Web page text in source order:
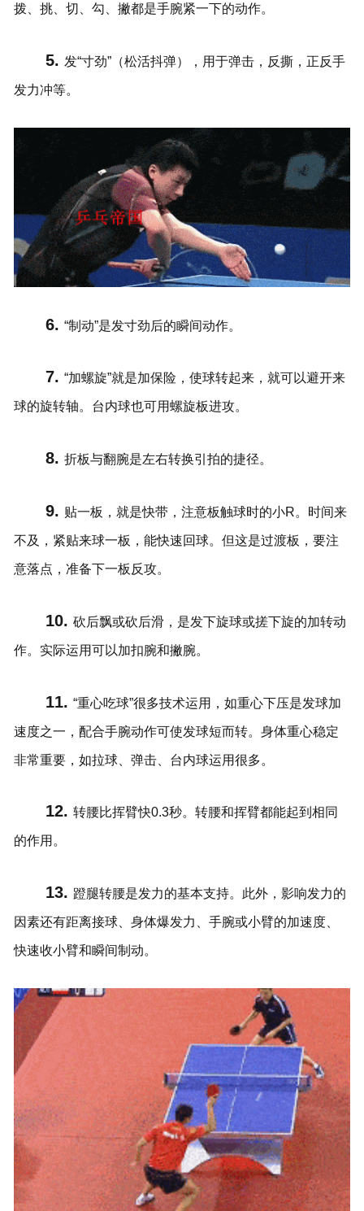
拨、挑、切、勾、撇都是手腕紧一下的动作。
5. 发“寸劲”（松活抖弹），用于弹击，反撕，正反手
发力冲等。
6.“制动”是发寸劲后的瞬间动作。
7.“加螺旋”就是加保险，使球转起来，就可以避开来
球的旋转轴。台内球也可用螺旋板进攻。
8.折板与翻腕是左右转换引拍的捷径。
9. 贴一板，就是快带，注意板触球时的小R。时间来
不及，紧贴来球一板，能快速回球。但这是过渡板，要注
意落点，准备下一板反攻。
10.砍后飘或砍后滑，是发下旋球或搓下旋的加转动
作。实际运用可以加扣腕和撇腕。
11.“重心吃球”很多技术运用，如重心下压是发球加
速度之一，配合手腕动作可使发球短而转。身体重心稳定
非常重要，如拉球、弹击、台内球运用很多。
12.转腰比挥臂快0.3秒。转腰和挥臂都能起到相同
的作用。
13. 蹬腿转腰是发力的基本支持。此外，影响发力的
因素还有距离接球、身体爆发力、手腕或小臂的加速度、
快速收小臂和瞬间制动。